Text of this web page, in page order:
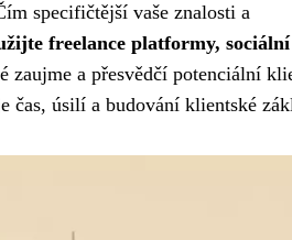
specifičtější vaše znalosti a
freelance platformy, sociální
a přesvědčí potenciální
čas, úsilí a budování klientské